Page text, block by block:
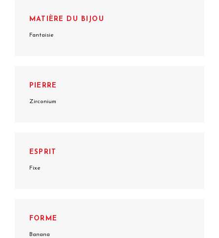
MATIÈRE DU BIJOU
Fantaisie
PIERRE
Zirconium
ESPRIT
Fixe
FORME
Banana